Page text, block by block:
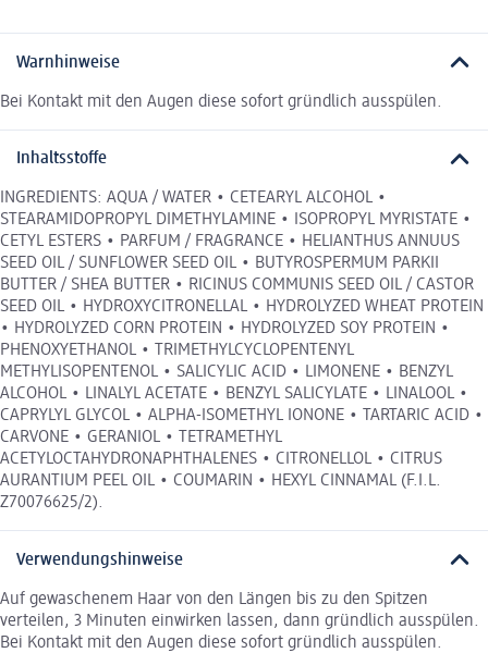
Warnhinweise
Bei Kontakt mit den Augen diese sofort gründlich ausspülen.
Inhaltsstoffe
INGREDIENTS: AQUA / WATER • CETEARYL ALCOHOL •
STEARAMIDOPROPYL DIMETHYLAMINE • ISOPROPYL MYRISTATE •
CETYL ESTERS • PARFUM / FRAGRANCE • HELIANTHUS ANNUUS
SEED OIL / SUNFLOWER SEED OIL • BUTYROSPERMUM PARKII
BUTTER / SHEA BUTTER • RICINUS COMMUNIS SEED OIL / CASTOR
SEED OIL • HYDROXYCITRONELLAL • HYDROLYZED WHEAT PROTEIN
• HYDROLYZED CORN PROTEIN • HYDROLYZED SOY PROTEIN •
PHENOXYETHANOL • TRIMETHYLCYCLOPENTENYL
METHYLISOPENTENOL • SALICYLIC ACID • LIMONENE • BENZYL
ALCOHOL • LINALYL ACETATE • BENZYL SALICYLATE • LINALOOL •
CAPRYLYL GLYCOL • ALPHA-ISOMETHYL IONONE • TARTARIC ACID •
CARVONE • GERANIOL • TETRAMETHYL
ACETYLOCTAHYDRONAPHTHALENES • CITRONELLOL • CITRUS
AURANTIUM PEEL OIL • COUMARIN • HEXYL CINNAMAL (F.I.L.
Z70076625/2).
Verwendungshinweise
Auf gewaschenem Haar von den Längen bis zu den Spitzen
verteilen, 3 Minuten einwirken lassen, dann gründlich ausspülen.
Bei Kontakt mit den Augen diese sofort gründlich ausspülen.